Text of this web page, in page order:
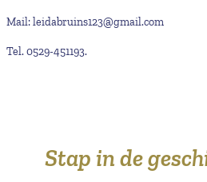
Mail:leidabruins123@gmail.com
Tel. 0529-451193.
Stap in de